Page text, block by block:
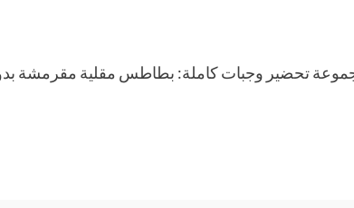
تحضير وجبات كاملة: بطاطس مقلية مقرمشة